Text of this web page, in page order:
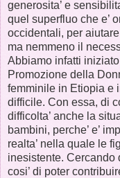
generosita’ e
quel superfluo che e’
occidentali, per
ma nemmeno il
Abbiamo infatti
Promozione della
femminile in Etiopia e
difficile. Con essa, di
difficolta’ anche la
bambini, perche’ e’
realta’ nella quale le
inesistente. Cercando
cosi’ di poter